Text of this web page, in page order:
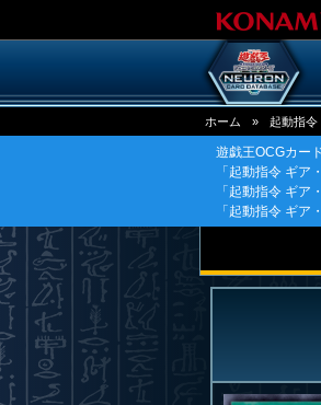
ホーム » 起動指令
遊戯王OCGカー
「起動指令 ギア
「起動指令 ギア
「起動指令 ギア